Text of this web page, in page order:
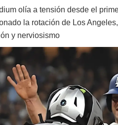
olía a tensión desde el
la rotación de Los
y nerviosismo